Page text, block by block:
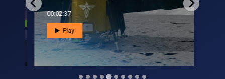
00:02:37
Play